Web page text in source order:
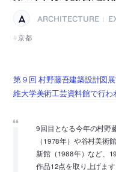
ARCHITECTURE
京都
第９回 村野藤吾建築設計図
維大学美術工芸資料館で行わ
9回目となる今年の村野
（1978年）や谷村美術
新館（1988年）など、
作品12点を取り上げます